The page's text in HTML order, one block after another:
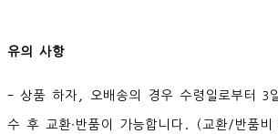
유의 사항
- 상품 하자, 오배송의 경우 수령일로부터 3
수 후 교환∙반품이 가능합니다. (교환/반품비